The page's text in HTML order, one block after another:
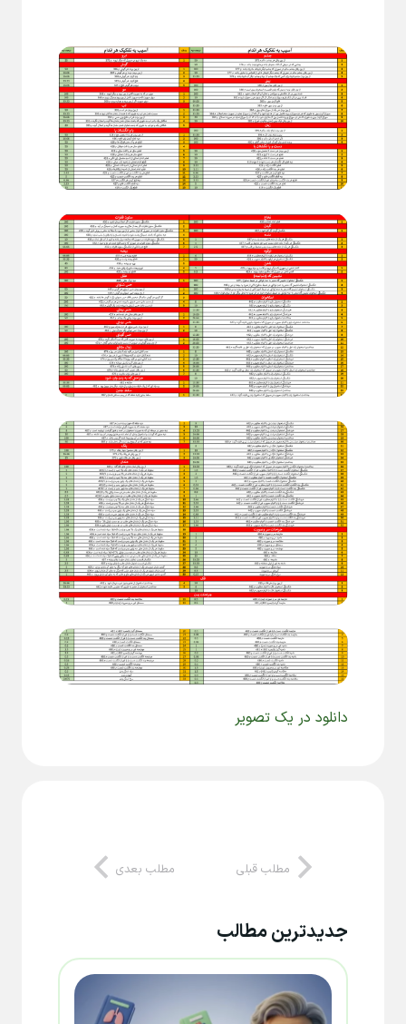
دانلود در یک تصویر
مطلب بعدی مطلب قبلی
جدیدترین مطالب